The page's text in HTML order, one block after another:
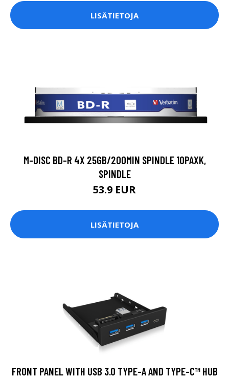
LISÄTIETOJA
M-DISC BD-R 4X 25GB/200MIN SPINDLE 10PAXK,
SPINDLE
53.9 EUR
LISÄTIETOJA
FRONT PANEL WITH USB 3.0 TYPE-A AND TYPE-C™ HUB